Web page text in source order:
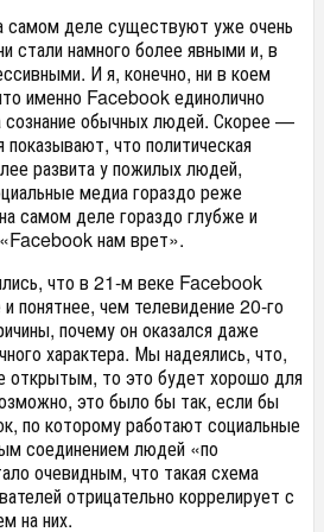
самом деле существуют уже очень
стали намного более явными и, в
И я, конечно, ни в коем
именно Facebook единолично
сознание обычных людей. Скорее —
что политическая
развита у пожилых людей,
медиа гораздо реже
самом деле гораздо глубже и
нам врет».
что в 21-м веке Facebook
понятнее, чем телевидение 20-го
почему он оказался даже
характера. Мы надеялись, что,
открытым, то это будет хорошо для
это было бы так, если бы
по которому работают социальные
соединением людей «по
очевидным, что такая схема
отрицательно коррелирует с
на них.